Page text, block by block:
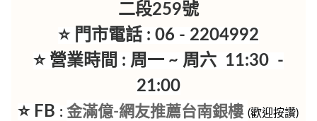
二段259號
⭐ 門市電話 : 06 - 2204992
⭐ 營業時間 : 周一 ~ 周六 11:30 -
21:00
⭐ FB :金滿億-網友推薦台南銀樓 (歡迎按讚)